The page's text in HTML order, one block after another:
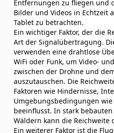
Entfernungen zu fliegen und
Bilder und Videos in Echtzeit
Tablet zu betrachten.
Ein wichtiger Faktor, der die
Art der Signalübertragung.
verwenden eine drahtlose
WiFi oder Funk, um Video-
zwischen der Drohne und
auszutauschen. Die
Faktoren wie Hindernisse,
Umgebungsbedingungen
beeinflusst. In stark
Wäldern kann die Reichweite
Ein weiterer Faktor ist die